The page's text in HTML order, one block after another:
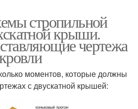
стропильной
крыши.
чертежа
моментов, которые должны
с двускатной крышей: